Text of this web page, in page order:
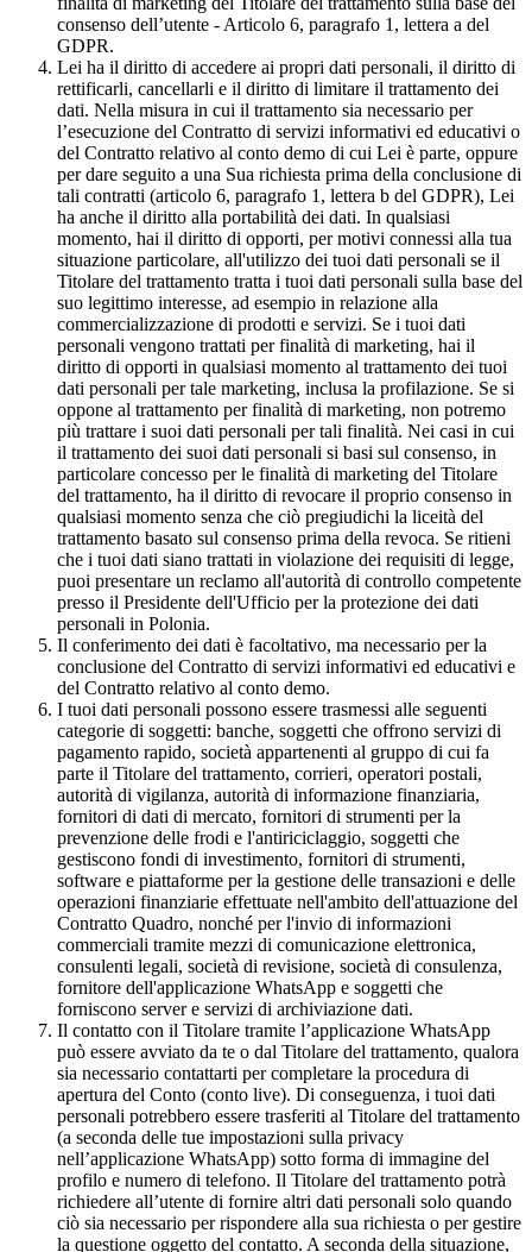
consenso dell’utente - Articolo 6, paragrafo 1, lettera a del
GDPR.
Lei ha il diritto di accedere ai propri dati personali, il diritto di
rettificarli, cancellarli e il diritto di limitare il trattamento dei
dati. Nella misura in cui il trattamento sia necessario per
l’esecuzione del Contratto di servizi informativi ed educativi o
del Contratto relativo al conto demo di cui Lei è parte, oppure
per dare seguito a una Sua richiesta prima della conclusione di
tali contratti (articolo 6, paragrafo 1, lettera b del GDPR), Lei
ha anche il diritto alla portabilità dei dati. In qualsiasi
momento, hai il diritto di opporti, per motivi connessi alla tua
situazione particolare, all'utilizzo dei tuoi dati personali se il
Titolare del trattamento tratta i tuoi dati personali sulla base del
suo legittimo interesse, ad esempio in relazione alla
commercializzazione di prodotti e servizi. Se i tuoi dati
personali vengono trattati per finalità di marketing, hai il
diritto di opporti in qualsiasi momento al trattamento dei tuoi
dati personali per tale marketing, inclusa la profilazione. Se si
oppone al trattamento per finalità di marketing, non potremo
più trattare i suoi dati personali per tali finalità. Nei casi in cui
il trattamento dei suoi dati personali si basi sul consenso, in
particolare concesso per le finalità di marketing del Titolare
del trattamento, ha il diritto di revocare il proprio consenso in
qualsiasi momento senza che ciò pregiudichi la liceità del
trattamento basato sul consenso prima della revoca. Se ritieni
che i tuoi dati siano trattati in violazione dei requisiti di legge,
puoi presentare un reclamo all'autorità di controllo competente
presso il Presidente dell'Ufficio per la protezione dei dati
personali in Polonia.
Il conferimento dei dati è facoltativo, ma necessario per la
conclusione del Contratto di servizi informativi ed educativi e
del Contratto relativo al conto demo.
I tuoi dati personali possono essere trasmessi alle seguenti
categorie di soggetti: banche, soggetti che offrono servizi di
pagamento rapido, società appartenenti al gruppo di cui fa
parte il Titolare del trattamento, corrieri, operatori postali,
autorità di vigilanza, autorità di informazione finanziaria,
fornitori di dati di mercato, fornitori di strumenti per la
prevenzione delle frodi e l'antiriciclaggio, soggetti che
gestiscono fondi di investimento, fornitori di strumenti,
software e piattaforme per la gestione delle transazioni e delle
operazioni finanziarie effettuate nell'ambito dell'attuazione del
Contratto Quadro, nonché per l'invio di informazioni
commerciali tramite mezzi di comunicazione elettronica,
consulenti legali, società di revisione, società di consulenza,
fornitore dell'applicazione WhatsApp e soggetti che
forniscono server e servizi di archiviazione dati.
Il contatto con il Titolare tramite l’applicazione WhatsApp
può essere avviato da te o dal Titolare del trattamento, qualora
sia necessario contattarti per completare la procedura di
apertura del Conto (conto live). Di conseguenza, i tuoi dati
personali potrebbero essere trasferiti al Titolare del trattamento
(a seconda delle tue impostazioni sulla privacy
nell’applicazione WhatsApp) sotto forma di immagine del
profilo e numero di telefono. Il Titolare del trattamento potrà
richiedere all’utente di fornire altri dati personali solo quando
ciò sia necessario per rispondere alla sua richiesta o per gestire
la questione oggetto del contatto. A seconda della situazione,